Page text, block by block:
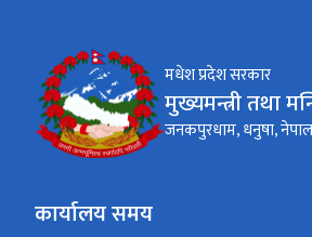
मधेश प्रदेश सरकार
मुख्यमन्त्री तथा
जनकपुरधाम, धनुषा,
कार्यालय समय